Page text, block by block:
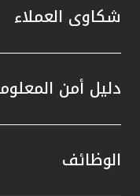
شكاوى العملاء
دليل أمن
الوظائف